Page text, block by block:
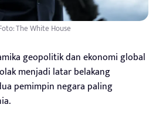
The White House
geopolitik dan ekonomi global
menjadi latar belakang
pemimpin negara paling